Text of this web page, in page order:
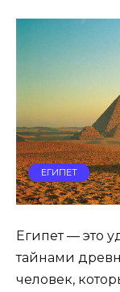
ЕГИПЕТ
Египет — это
тайнами
человек,